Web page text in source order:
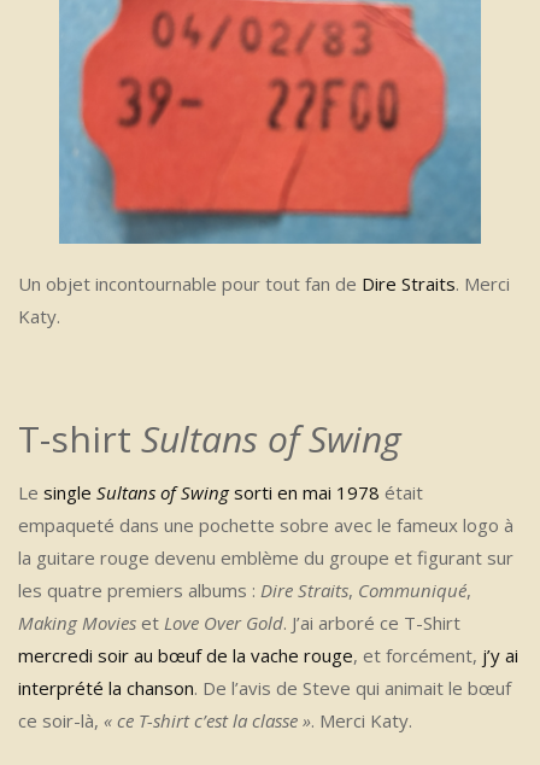
Un objet incontournable pour tout fan de Dire Straits. Merci
Katy.
T-shirt Sultans of Swing
Le single Sultans of Swingsorti en mai 1978 était
empaqueté dans une pochette sobre avec le fameux logo à
la guitare rouge devenu emblème du groupe et figurant sur
les quatre premiers albums : Dire Straits, Communiqué,
Making Movies et Love Over Gold. J’ai arboré ce T-Shirt
mercredi soir au bœuf de la vache rouge, et forcément, j’y ai
interprété la chanson. De l’avis de Steve qui animait le bœuf
ce soir-là, « ce T-shirt c’est la classe ». Merci Katy.